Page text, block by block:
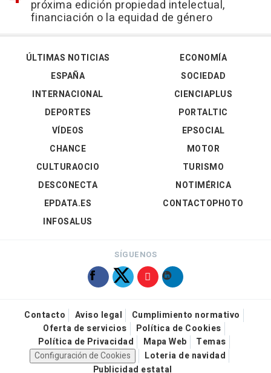
próxima edición propiedad intelectual,
financiación o la equidad de género
ÚLTIMAS NOTICIAS
ESPAÑA
INTERNACIONAL
DEPORTES
VÍDEOS
ECONOMÍA
SOCIEDAD
CIENCIAPLUS
PORTALTIC
EPSOCIAL
CHANCE
CULTURAOCIO
DESCONECTA
EPDATA.ES
INFOSALUS
MOTOR
TURISMO
NOTIMÉRICA
CONTACTOPHOTO
SÍGUENOS
Contacto Aviso legal
Cumplimiento normativo
Oferta de servicios
Política de Cookies
Política de Privacidad
Mapa Web
Temas
Configuración de Cookies
Loteria de navidad
Publicidad estatal